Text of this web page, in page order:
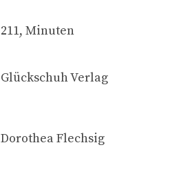
211, Minuten
Glückschuh Verlag
Dorothea Flechsig